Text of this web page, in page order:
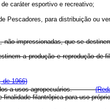
caráter esportivo e recreativo;
para distribuição ou
impressionadas, que se
destinem a produção e
de 1966)
a usos agropecuários.
filantrôpica para uso